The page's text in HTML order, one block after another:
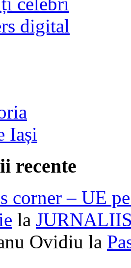
digital
Iași
recente
corner – UE
la
Ovidiu la